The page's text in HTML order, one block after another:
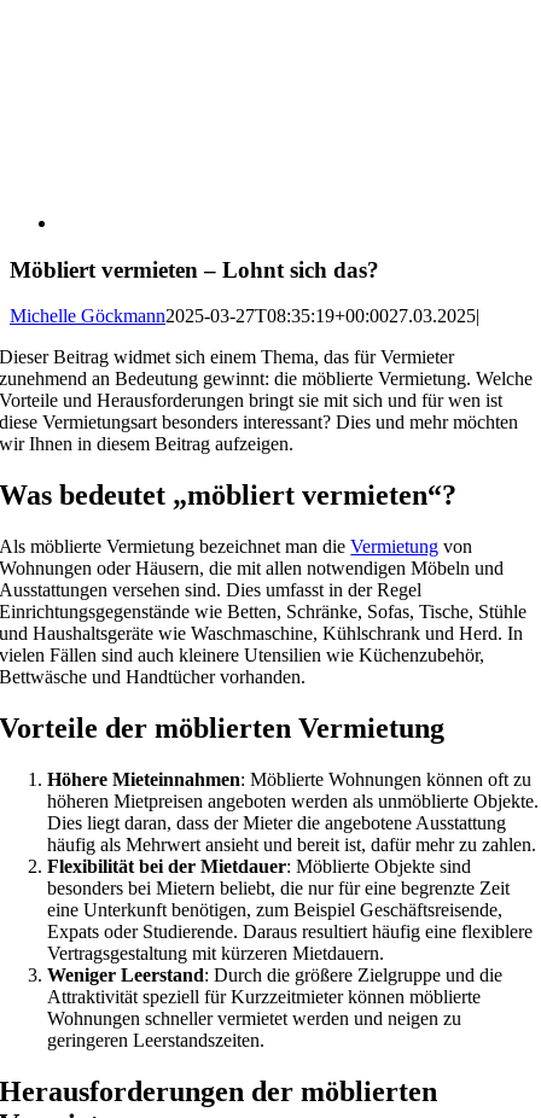
Möbliert vermieten – Lohnt sich das?
Michelle Göckmann2025-03-27T08:35:19+00:0027.03.2025|
Dieser Beitrag widmet sich einem Thema, das für Vermieter
zunehmend an Bedeutung gewinnt: die möblierte Vermietung. Welche
Vorteile und Herausforderungen bringt sie mit sich und für wen ist
diese Vermietungsart besonders interessant? Dies und mehr möchten
wir Ihnen in diesem Beitrag aufzeigen.
Was bedeutet „möbliert vermieten“?
Als möblierte Vermietung bezeichnet man dieVermietung von
Wohnungen oder Häusern, die mit allen notwendigen Möbeln und
Ausstattungen versehen sind. Dies umfasst in der Regel
Einrichtungsgegenstände wie Betten, Schränke, Sofas, Tische, Stühle
und Haushaltsgeräte wie Waschmaschine, Kühlschrank und Herd. In
vielen Fällen sind auch kleinere Utensilien wie Küchenzubehör,
Bettwäsche und Handtücher vorhanden.
Vorteile der möblierten Vermietung
Höhere Mieteinnahmen: Möblierte Wohnungen können oft zu
höheren Mietpreisen angeboten werden als unmöblierte Objekte.
Dies liegt daran, dass der Mieter die angebotene Ausstattung
häufig als Mehrwert ansieht und bereit ist, dafür mehr zu zahlen.
Flexibilität bei der Mietdauer: Möblierte Objekte sind
besonders bei Mietern beliebt, die nur für eine begrenzte Zeit
eine Unterkunft benötigen, zum Beispiel Geschäftsreisende,
Expats oder Studierende. Daraus resultiert häufig eine flexiblere
Vertragsgestaltung mit kürzeren Mietdauern.
Weniger Leerstand: Durch die größere Zielgruppe und die
Attraktivität speziell für Kurzzeitmieter können möblierte
Wohnungen schneller vermietet werden und neigen zu
geringeren Leerstandszeiten.
Herausforderungen der möblierten